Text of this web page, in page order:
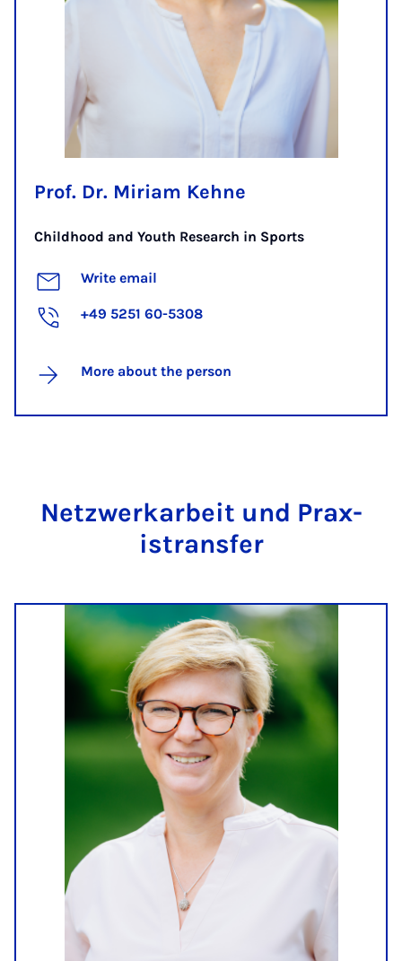
Prof. Dr. Miriam Kehne
Childhood and Youth Research in Sports
Write email
+49 5251 60-5308
More about the person
Net­zwerkarbeit und Prax­
is­trans­fer